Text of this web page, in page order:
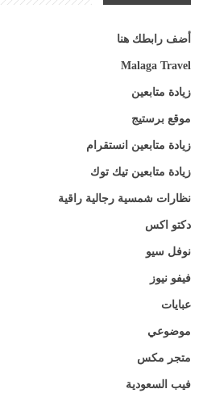
أضف رابطك هنا
Malaga Travel
زيادة متابعين
موقع برستيج
زيادة متابعين انستقرام
زيادة متابعين تيك توك
نظارات شمسية رجالية راقية
دكتو اكس
نوفل سيو
فيفو نيوز
عبايات
موضوعي
متجر مكس
فيب السعودية